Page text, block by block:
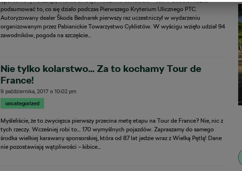
podsumować to, co się działo podczas Pierwszego Kryterium Ulicznego PTC.
Autoryzowany dealer Škoda Bednarek pierwszy raz uczestniczył w wydarzeniu
organizowanym przez Pabianickie Towarzystwo Cyklistów. W wyścigu wzięło udział 94
zawodników, pogoda na szczęście…
Nie tylko kolarstwo… Za to kochamy Tour de
France!
9 października, 2017 o10:02 pm
uncategorized
Myśleliście, że to zwycięzca pierwszy przecina metę etapu na Tour de France? Nie, nic z
tych rzeczy. Wcześniej robi to… 170 wymyślnych pojazdów. Zapraszamy do samego
środka wielkiej karawany sponsorskiej, która od 87 lat jedzie wraz z Wielką Pętlą! Dane
nie pozostawiają wątpliwości – kibice…